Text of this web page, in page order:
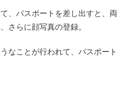
、パスポートを差し出すと、両
さらに顔写真の登録。
なことが行われて、パスポート